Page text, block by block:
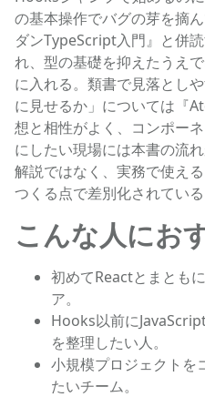
の基本操作でバグの芽を摘
ダンTypeScript入門』と併
れ、型の基礎を抑えたうえ
に入れる。類書で見落とし
に見せるか」については『
想と相性がよく、コンポー
にしたい現場には本書の流
解説ではなく、実務で使え
つくる点で差別化されている
こんな人にお
初めてReactとまとも
ア。
Hooks以前に
を整理したい人。
小規模プロジェクトを
たいチーム。